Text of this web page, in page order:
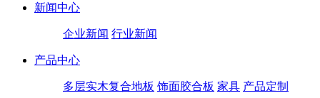
新闻中心
企业新闻 行业新闻
产品中心
多层实木复合地板 饰面胶合板 家具 产品定制